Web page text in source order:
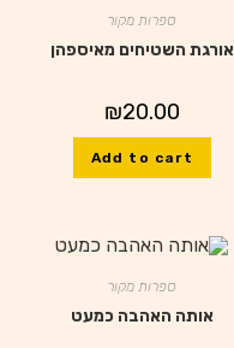
ספרות מקור
אורגת השטיחים מאיספהן
₪20.00
Add to cart
ספרות מקור
אותה האהבה כמעט